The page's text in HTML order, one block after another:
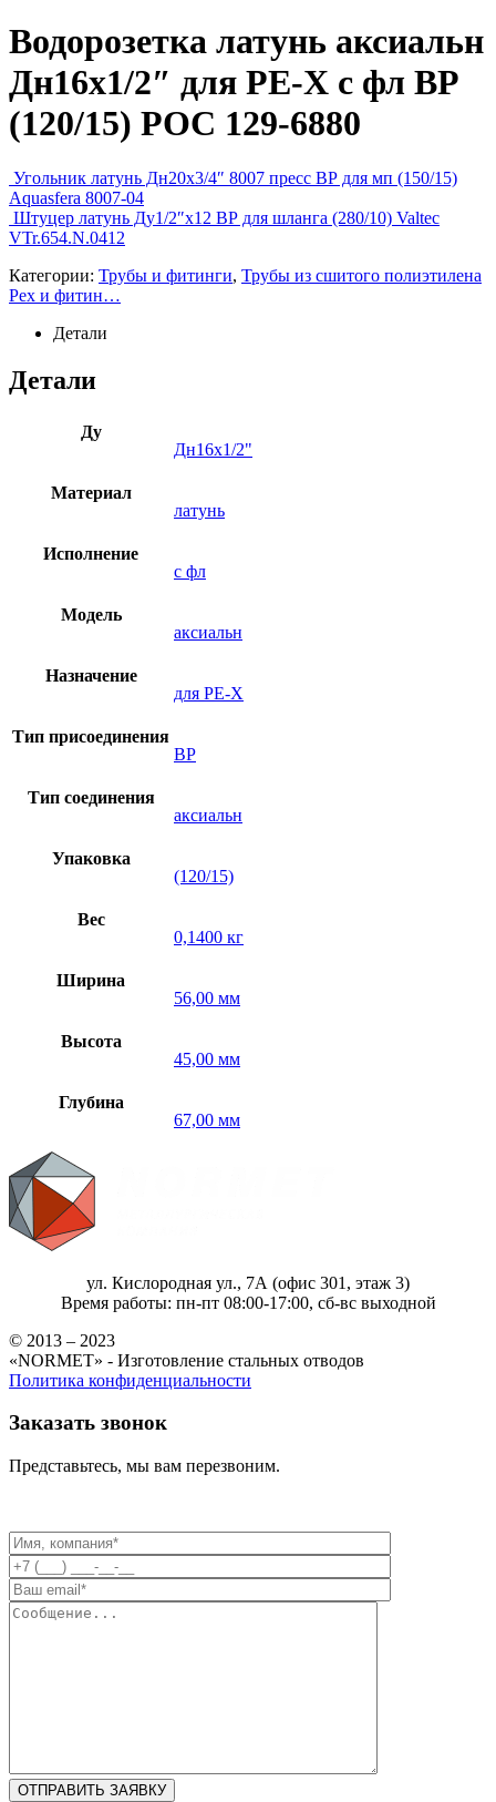
Водорозетка латунь аксиальн
Дн16х1/2″ для PE-Х с фл ВР
(120/15) РОС 129-6880
Угольник латунь Дн20х3/4″ 8007 пресс ВР для мп (150/15)
Aquasfera 8007-04
Штуцер латунь Ду1/2″х12 ВР для шланга (280/10) Valtec
VTr.654.N.0412
Категории: Трубы и фитинги, Трубы из сшитого полиэтилена
Pex и фитин…
Детали
Детали
Ду
Дн16х1/2"
Материал
латунь
Исполнение
с фл
Модель
аксиальн
Назначение
для PE-Х
Тип присоединения
ВР
Тип соединения
аксиальн
Упаковка
(120/15)
Вес
0,1400 кг
Ширина
56,00 мм
Высота
45,00 мм
Глубина
67,00 мм
ул. Кислородная ул., 7А (офис 301, этаж 3)
Время работы: пн-пт 08:00-17:00, сб-вс выходной
© 2013 – 2023
«NORMET» - Изготовление стальных отводов
Политика конфиденциальности
Заказать звонок
Представьтесь, мы вам перезвоним.